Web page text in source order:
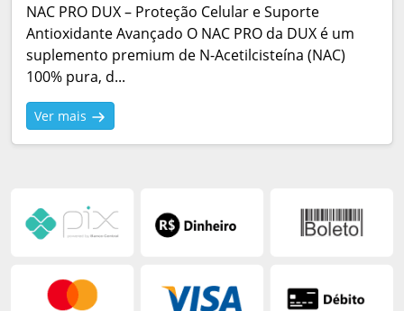
NAC PRO DUX – Proteção Celular e Suporte
Antioxidante Avançado O NAC PRO da DUX é um
suplemento premium de N-Acetilcisteína (NAC)
100% pura, d...
Ver mais